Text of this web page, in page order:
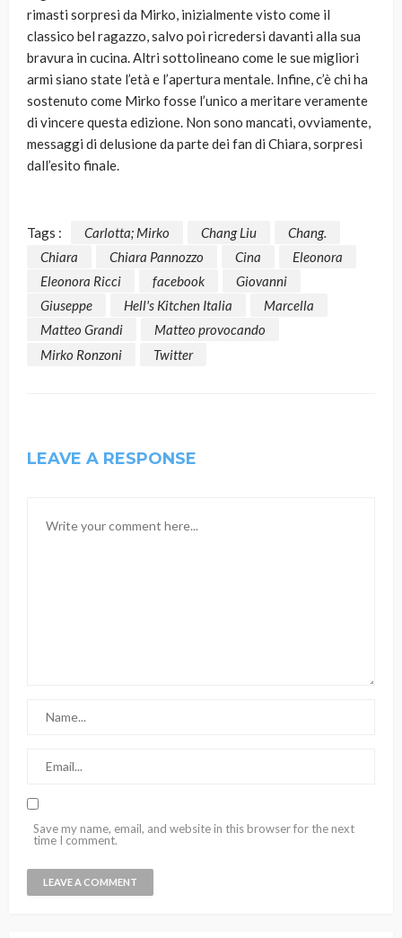
rimasti sorpresi da Mirko, inizialmente visto come il
classico bel ragazzo, salvo poi ricredersi davanti alla sua
bravura in cucina. Altri sottolineano come le sue migliori
armi siano state l’età e l’apertura mentale. Infine, c’è chi ha
sostenuto come Mirko fosse l’unico a meritare veramente
di vincere questa edizione. Non sono mancati, ovviamente,
messaggi di delusione da parte dei fan di Chiara, sorpresi
dall’esito finale.
Tags : Carlotta; Mirko Chang Liu
Chang.
Chiara
Chiara Pannozzo Cina
Eleonora
Eleonora Ricci
facebook
Giovanni
Giuseppe
Hell's Kitchen Italia
Marcella
Matteo Grandi
Matteo provocando
Mirko Ronzoni
Twitter
LEAVE A RESPONSE
Save my name, email, and website in this browser for the next
time I comment.